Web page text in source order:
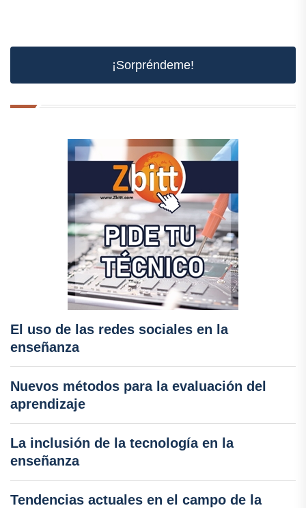
¡Sorpréndeme!
El uso de las redes sociales en la
enseñanza
Nuevos métodos para la evaluación del
aprendizaje
La inclusión de la tecnología en la
enseñanza
Tendencias actuales en el campo de la